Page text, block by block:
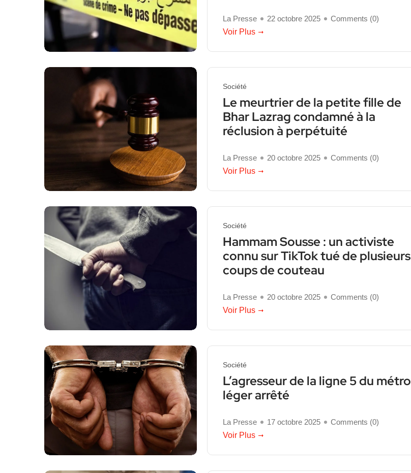
La Presse 22 octobre 2025 Comments (0)
Voir Plus
Société
Le meurtrier de la petite fille de
Bhar Lazrag condamné à la
réclusion à perpétuité
La Presse 20 octobre 2025 Comments (0)
Voir Plus
Société
Hammam Sousse : un activiste
connu sur TikTok tué de plusieurs
coups de couteau
La Presse 20 octobre 2025 Comments (0)
Voir Plus
Société
L’agresseur de la ligne 5 du métro
léger arrêté
La Presse 17 octobre 2025 Comments (0)
Voir Plus